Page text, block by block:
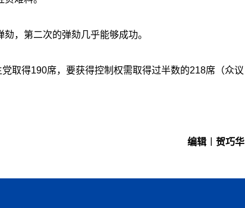
，第二次的弹劾几乎能够成功。
取得190席，要获得控制权需取得过半数的218席（众议
编辑︱贺巧华